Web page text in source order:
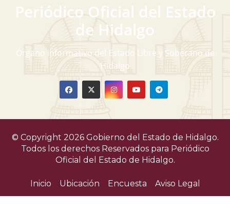
Periódico Oficial del Estado
de Hidalgo
Órgano informativo del Estado Libre y Soberano de
Hidalgo
© Copyright 2026 Gobierno del Estado de Hidalgo.
Todos los derechos Reservados para Periódico
Oficial del Estado de Hidalgo.
Inicio Ubicación Encuesta Aviso Legal